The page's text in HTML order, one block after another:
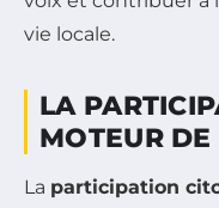
vie locale.
LA
MOTEUR
La participation